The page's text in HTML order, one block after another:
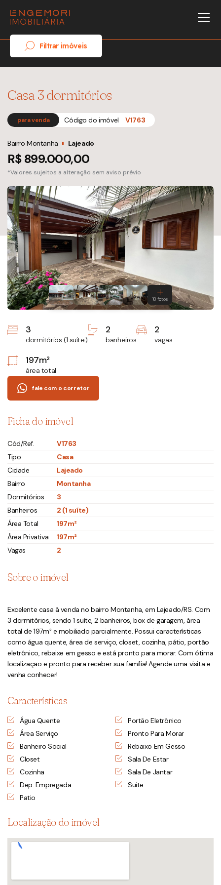
Filtrar imóveis
Casa 3 dormitórios
para venda Código do imóvel V1763
Bairro Montanha Lajeado
R$ 899.000,00
*Valores sujeitos a alteração sem aviso prévio
3
dormitórios (1 suíte)
2
banheiros
2
vagas
197m²
área total
fale com o corretor
Ficha do imóvel
Cód/Ref.
V1763
Tipo
Casa
Cidade
Lajeado
Bairro
Montanha
Dormitórios
3
Banheiros
2 (1 suíte)
Área Total
197m²
Área Privativa
197m²
Vagas
2
Sobre o imóvel
Excelente casa à venda no bairro Montanha, em Lajeado/RS. Com
3 dormitórios, sendo 1 suíte, 2 banheiros, box de garagem, área
total de 197m² e mobiliado parcialmente. Possui características
como água quente, área de serviço, closet, cozinha, pátio, portão
eletrônico, rebaixe em gesso e está pronto para morar. Com ótima
localização e pronto para receber sua família! Agende uma visita e
venha conhecer!
Características
Água Quente
Área Serviço
Banheiro Social
Closet
Cozinha
Dep. Empregada
Patio
Portão Eletrônico
Pronto Para Morar
Rebaixo Em Gesso
Sala De Estar
Sala De Jantar
Suíte
Localização do imóvel